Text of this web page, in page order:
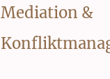
Mediation &